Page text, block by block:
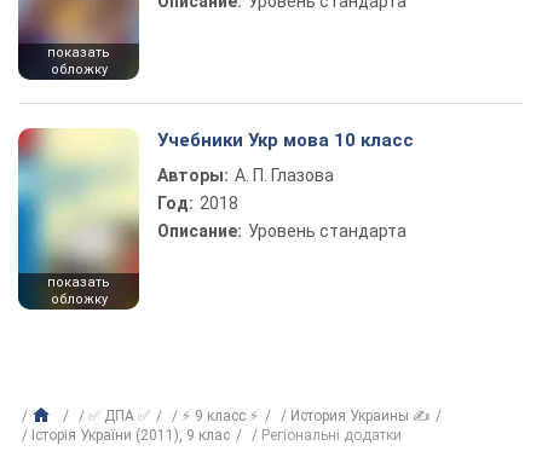
показать
обложку
показать
обложку
Учебники Укр мова 10 класс
Авторы: А. П. Глазова
Год: 2018
Описание: Уровень стандарта
✅ ДПА ✅ ⚡ 9 класс ⚡
История Украины ✍
Історія України (2011), 9 клас
Регіональні додатки